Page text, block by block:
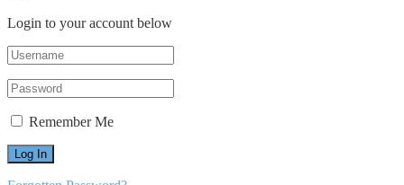
Login to your account below
Remember Me